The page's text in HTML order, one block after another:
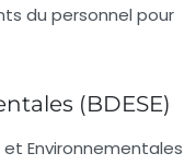
du personnel pour
(BDESE)
et Environnementales